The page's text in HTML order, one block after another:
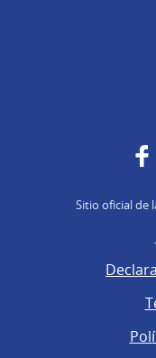
Sitio oficial de